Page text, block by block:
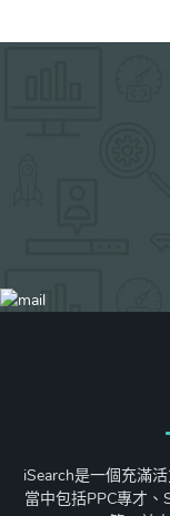
iSearch是一個充滿
當中包括PPC專才